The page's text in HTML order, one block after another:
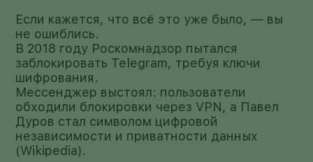
Если кажется, что всё это уже было, — вы
не ошиблись.
В 2018 году Роскомнадзор пытался
заблокировать Telegram, требуя ключи
шифрования.
Мессенджер выстоял: пользователи
обходили блокировки через VPN, а Павел
Дуров стал символом цифровой
независимости и приватности данных
(Wikipedia).